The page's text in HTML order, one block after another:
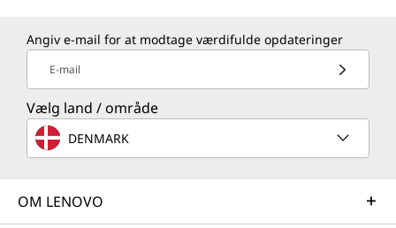
Angiv e-mail for at modtage værdifulde opdateringer
E-mail
Vælg land / område
DENMARK
OM LENOVO